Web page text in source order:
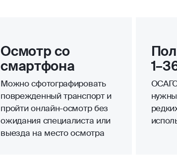
Осмотр со
смартфона
Можно сфотографировать
поврежденный транспорт и
пройти онлайн-осмотр без
ожидания специалиста или
выезда на место осмотра